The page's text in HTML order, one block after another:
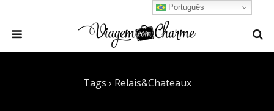
Tags › Relais&Chateaux
Português